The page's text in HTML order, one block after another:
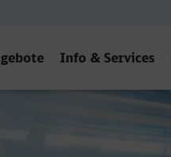
Info & Services